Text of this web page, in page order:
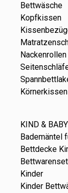
Bettwäsche
Kopfkissen
Nackenrollen
Körnerkissen
KIND & BABY
Bademäntel
Bettdecke
Kinder
Kinder